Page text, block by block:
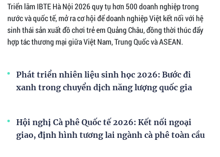
Triển lãm IBTE Hà Nội 2026 quy tụ hơn 500 doanh nghiệp trong
nước và quốc tế, mở ra cơ hội để doanh nghiệp Việt kết nối với hệ
sinh thái sản xuất đồ chơi trẻ em Quảng Châu, đồng thời thúc đẩy
hợp tác thương mại giữa Việt Nam, Trung Quốc và ASEAN.
Phát triển nhiên liệu sinh học 2026: Bước đi
xanh trong chuyển dịch năng lượng quốc gia
Hội nghị Cà phê Quốc tế 2026: Kết nối ngoại
giao, định hình tương lai ngành cà phê toàn cầu